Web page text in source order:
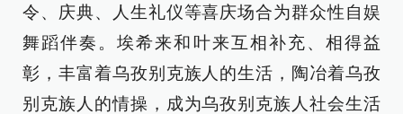
令、庆典、人生礼仪等喜庆场合为群众性自娱
舞蹈伴奏。埃希来和叶来互相补充、相得益
彰，丰富着乌孜别克族人的生活，陶冶着乌孜
别克族人的情操，成为乌孜别克族人社会生活